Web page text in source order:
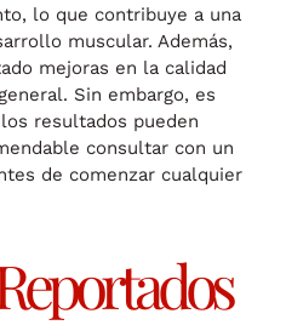
lo que contribuye a una
muscular. Además,
mejoras en la calidad
Sin embargo, es
resultados pueden
consultar con un
de comenzar cualquier